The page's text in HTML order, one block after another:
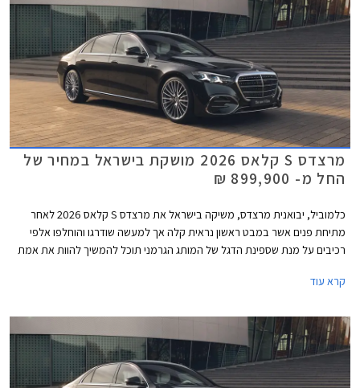
תקנות זיהום האוויר. הדגם ישווק בשתי גרסאות במחיר התחלתי של 1,749,900
₪.
מרצדס S קלאס 2026 מושקת בישראל במחיר של
החל מ- 899,900 ₪
כלמוביל, יבואנית מרצדס, משיקה בישראל את מרצדס S קלאס 2026 לאחר
מתיחת פנים אשר במבט ראשון נראית קלה אך למעשה שודרגו והוחלפו אלפי
רכיבים על מנת שספינת הדגל של המותג הגרמני תוכל להמשיך להוות את אמת
קרא עוד